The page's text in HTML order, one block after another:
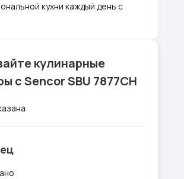
кухни каждый день с
кулинарные
с Sencor SBU 7877CH